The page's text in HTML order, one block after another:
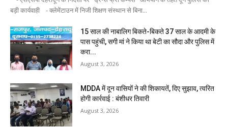
बड़ी कार्यवाही - क्लेमेंटाउन में निजी शिक्षण संस्थान से बिना...
15 साल की नाबालिग बिकते-बिकते 37 साल के आदमी के
पास पहुंची, सगी मां ने किया था बेटी का सौदा और पुलिस में
करा...
August 3, 2026
MDDA में दून वासियों ने की शिकायतें, दिए सुझाव, त्वरित
होगी कार्रवाई : बंशीधर तिवारी
August 3, 2026